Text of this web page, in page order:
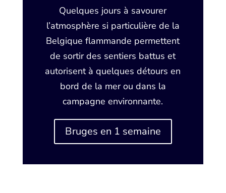
Quelques jours à savourer
l’atmosphère si particulière de la
Belgique flammande permettent
de sortir des sentiers battus et
autorisent à quelques détours en
bord de la mer ou dans la
campagne environnante.
Bruges en 1 semaine